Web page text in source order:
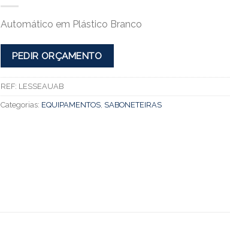
Automático em Plástico Branco
PEDIR ORÇAMENTO
REF: LESSEAUAB
Categorias: EQUIPAMENTOS, SABONETEIRAS